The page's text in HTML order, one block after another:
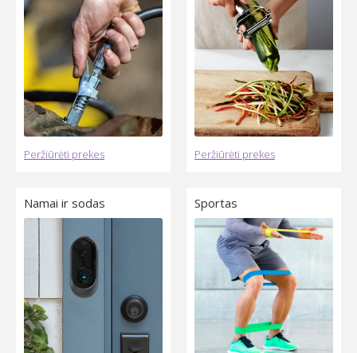
Peržiūrėti prekes Peržiūrėti prekes
Namai ir sodas Sportas